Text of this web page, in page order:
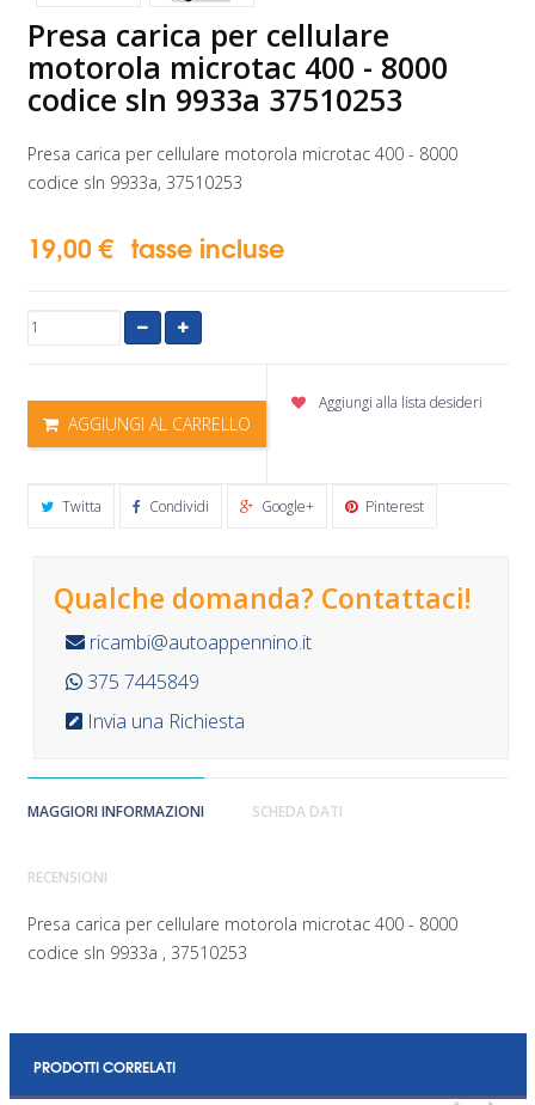
Presa carica per cellulare
motorola microtac 400 - 8000
codice sln 9933a 37510253
Presa carica per cellulare motorola microtac 400 - 8000
codice sln 9933a, 37510253
19,00 € tasse incluse
AGGIUNGI AL CARRELLO
Aggiungi alla lista desideri
Twitta Condividi Google+ Pinterest
Qualche domanda? Contattaci!
ricambi@autoappennino.it
375 7445849
Invia una Richiesta
MAGGIORI INFORMAZIONI SCHEDA DATI
RECENSIONI
Presa carica per cellulare motorola microtac 400 - 8000
codice sln 9933a , 37510253
PRODOTTI CORRELATI